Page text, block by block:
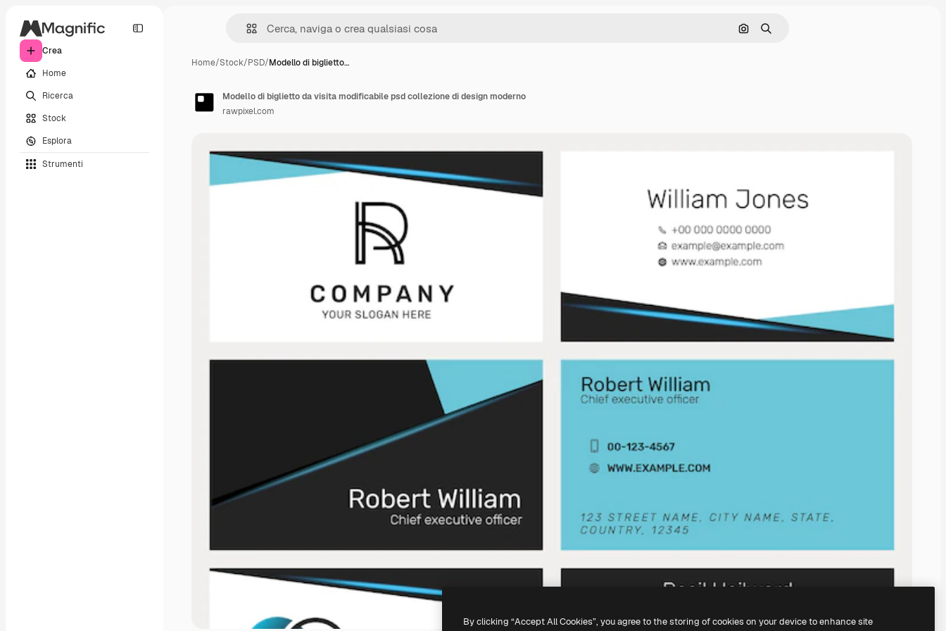
Crea
Home
Ricerca
Stock
Esplora
Strumenti
Cerca per immagine
Ricerca
Home/Stock/PSD/Modello di biglietto…
Modello di biglietto da visita modificabile psd collezione di design moderno
rawpixel.com
By clicking “Accept All Cookies”, you agree to the storing of cookies on your device to enhance site